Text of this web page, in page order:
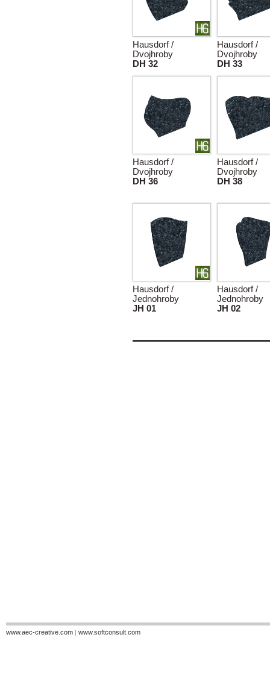
Hausdorf /
Dvojhroby
DH 32
Hausdorf /
Dvojhroby
DH 33
Hausdorf /
Dvojhroby
DH 36
Hausdorf /
Dvojhroby
DH 38
Hausdorf /
Jednohroby
JH 01
Hausdorf /
Jednohroby
JH 02
www.aec-creative.com | www.softconsult.com